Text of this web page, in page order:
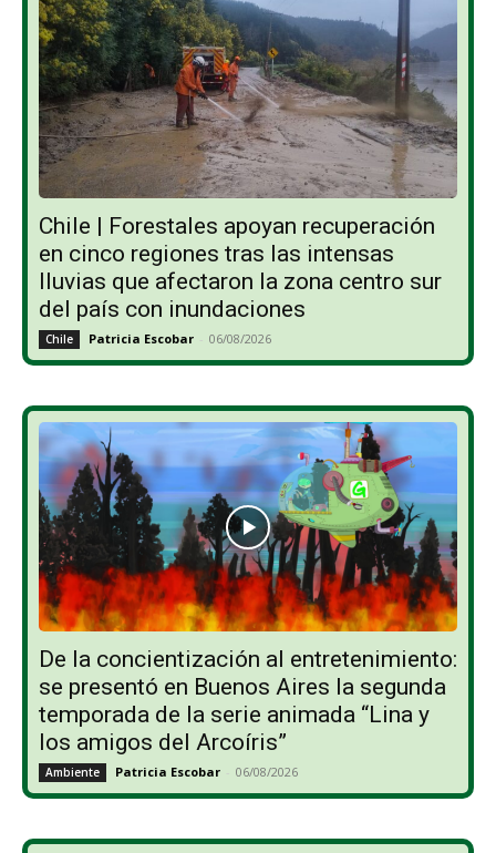
Chile | Forestales apoyan recuperación
en cinco regiones tras las intensas
lluvias que afectaron la zona centro sur
del país con inundaciones
Chile Patricia Escobar - 06/08/2026
De la concientización al entretenimiento:
se presentó en Buenos Aires la segunda
temporada de la serie animada “Lina y
los amigos del Arcoíris”
Ambiente Patricia Escobar - 06/08/2026